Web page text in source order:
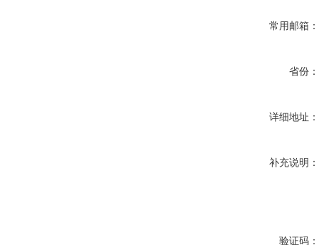
常用邮箱：
省份：
详细地址：
补充说明：
验证码：